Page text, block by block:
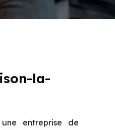
la-
une entreprise de